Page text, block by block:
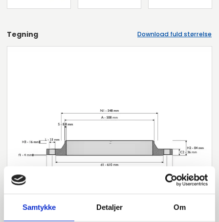
Samtykke Detaljer Om
Tegning Download fuld størrelse